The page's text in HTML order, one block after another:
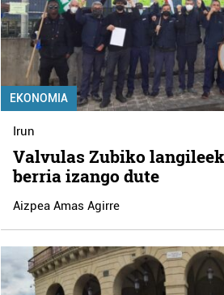
EKONOMIA
Irun
Valvulas Zubiko
berria izango dute
Aizpea Amas Agirre